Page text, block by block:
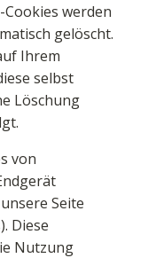
werden
gelöscht.
Ihrem
selbst
Löschung
von
Seite
Diese
Nutzung